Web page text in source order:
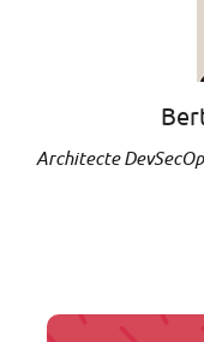
Architecte